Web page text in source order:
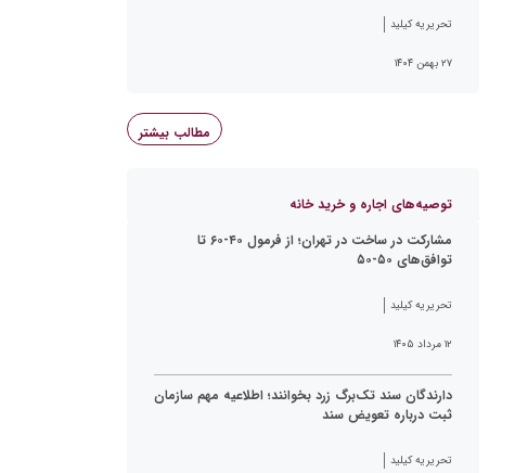
تحریریه کیلید
۲۷ بهمن ۱۴۰۴
مطالب بیشتر
توصیه‌های اجاره و خرید خانه
مشارکت در ساخت در تهران؛ از فرمول ۴۰-۶۰ تا
توافق‌های ۵۰-۵۰
تحریریه کیلید
۱۲ مرداد ۱۴۰۵
دارندگان سند تک‌برگ زرد بخوانند؛ اطلاعیه مهم سازمان
ثبت درباره تعویض سند
تحریریه کیلید